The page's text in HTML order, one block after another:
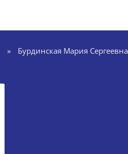
» Бурдинская Мария Сергеевна